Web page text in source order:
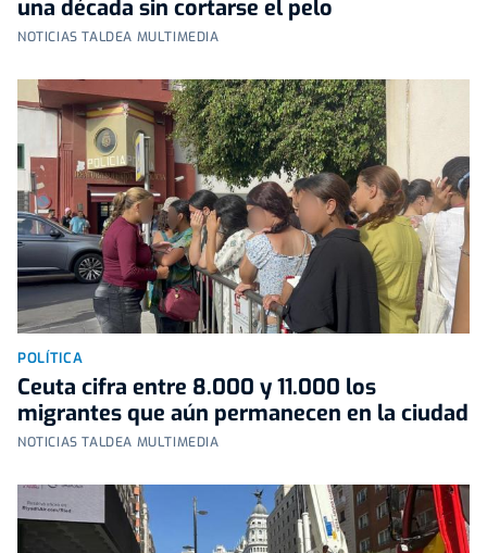
una década sin cortarse el pelo
NOTICIAS TALDEA MULTIMEDIA
POLÍTICA
Ceuta cifra entre 8.000 y 11.000 los
migrantes que aún permanecen en la ciudad
NOTICIAS TALDEA MULTIMEDIA